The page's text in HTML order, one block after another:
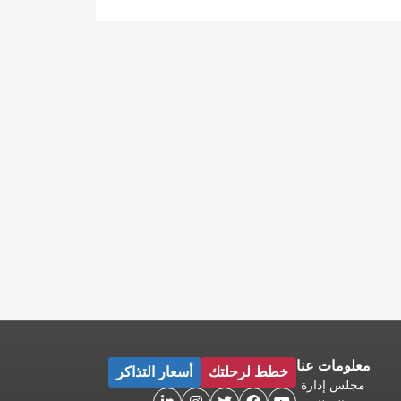
معلومات عنا
مجلس إدارة
خطط لرحلتك أسعار التذاكر